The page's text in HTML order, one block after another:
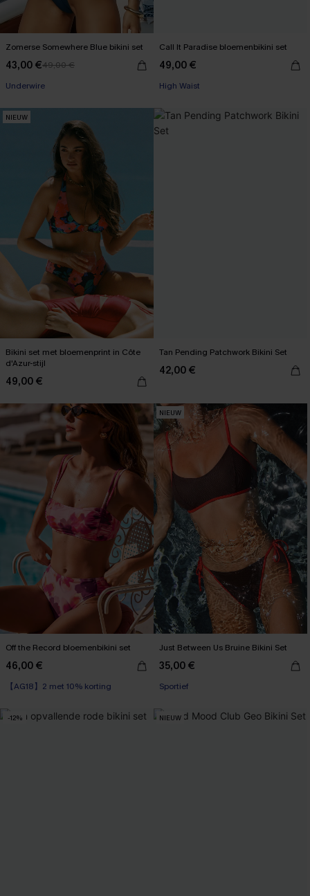
Zomerse Somewhere Blue bikini set
43,00 €49,00 €
Underwire
Call It Paradise bloemenbikini set
49,00 €
High Waist
NIEUW
Bikini set met bloemenprint in Côte
d'Azur-stijl
49,00 €
Tan Pending Patchwork Bikini Set
42,00 €
Off the Record bloemenbikini set
46,00 €
【AG18】2 met 10% korting
NIEUW
Just Between Us Bruine Bikini Set
35,00 €
Sportief
-12% NIEUW